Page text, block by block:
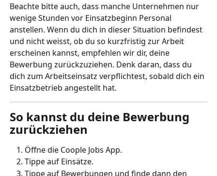
Beachte bitte auch, dass manche Unternehmen nur
wenige Stunden vor Einsatzbeginn Personal
anstellen. Wenn du dich in dieser Situation befindest
und nicht weisst, ob du so kurzfristig zur Arbeit
erscheinen kannst, empfehlen wir dir, deine
Bewerbung zurückzuziehen. Denk daran, dass du
dich zum Arbeitseinsatz verpflichtest, sobald dich ein
Einsatzbetrieb angestellt hat.
So kannst du deine Bewerbung
zurückziehen
Öffne die Coople Jobs App.
Tippe auf Einsätze.
Tippe auf Bewerbungen und finde dann den